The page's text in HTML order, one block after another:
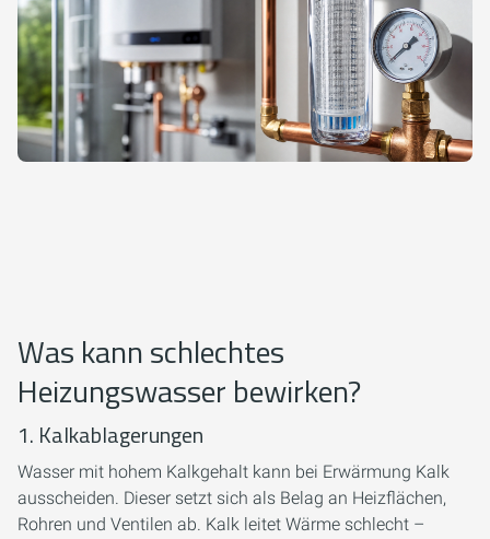
Was kann schlechtes
Heizungswasser bewirken?
1. Kalkablagerungen
Wasser mit hohem Kalkgehalt kann bei Erwärmung Kalk
ausscheiden. Dieser setzt sich als Belag an Heizflächen,
Rohren und Ventilen ab. Kalk leitet Wärme schlecht –